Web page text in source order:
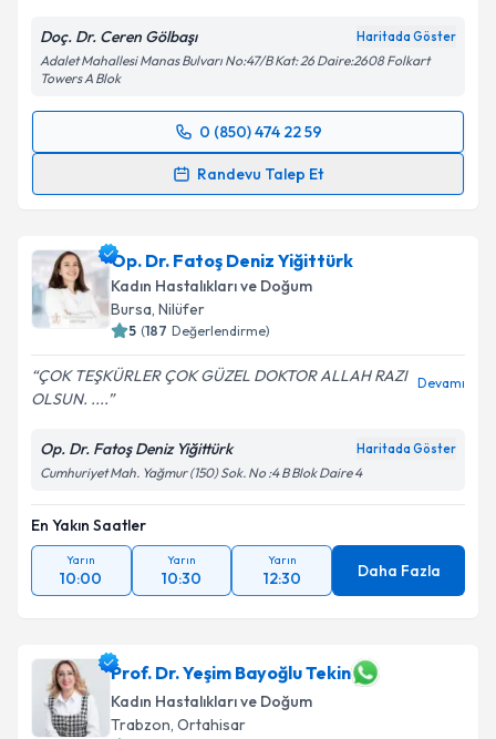
Doç. Dr. Ceren Gölbaşı Haritada Göster
Adalet Mahallesi Manas Bulvarı No:47/B Kat: 26 Daire:2608 Folkart
Towers A Blok
0 (850) 474 22 59
Randevu Talep Et
Randevu Takvimi Talebi
takvim hazırlandığında e-posta ile bilgilendireceğiz.
E-posta Adresiniz
kapsamda işlenmesini kabul ediyorum.
Op. Dr. Fatoş Deniz Yiğittürk
Kadın Hastalıkları ve Doğum
Bursa, Nilüfer
5 (187 Değerlendirme)
ÇOK TEŞKÜRLER ÇOK GÜZEL DOKTOR ALLAH RAZI
OLSUN. ....
Devamı
Op. Dr. Fatoş Deniz Yiğittürk Haritada Göster
Cumhuriyet Mah. Yağmur (150) Sok. No :4 B Blok Daire 4
En Yakın Saatler
Yarın
10:00
Yarın
10:30
Yarın
12:30 Daha Fazla
Prof. Dr. Yeşim Bayoğlu Tekin
Kadın Hastalıkları ve Doğum
Trabzon, Ortahisar